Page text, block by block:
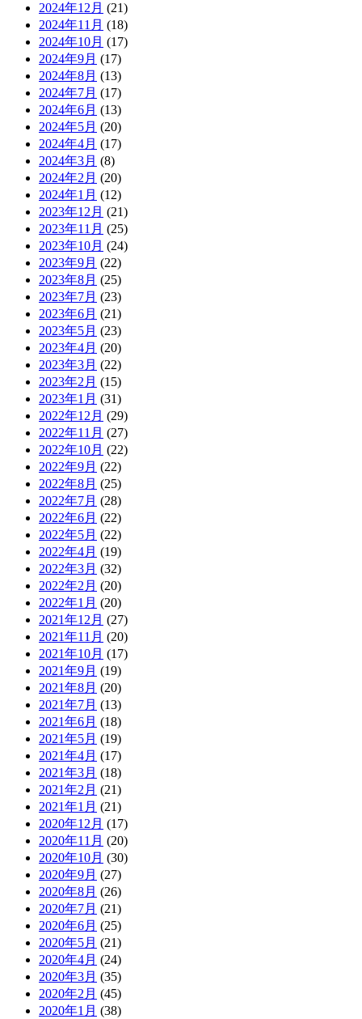
2024年12月 (21)
2024年11月 (18)
2024年10月 (17)
2024年9月 (17)
2024年8月 (13)
2024年7月 (17)
2024年6月 (13)
2024年5月 (20)
2024年4月 (17)
2024年3月 (8)
2024年2月 (20)
2024年1月 (12)
2023年12月 (21)
2023年11月 (25)
2023年10月 (24)
2023年9月 (22)
2023年8月 (25)
2023年7月 (23)
2023年6月 (21)
2023年5月 (23)
2023年4月 (20)
2023年3月 (22)
2023年2月 (15)
2023年1月 (31)
2022年12月 (29)
2022年11月 (27)
2022年10月 (22)
2022年9月 (22)
2022年8月 (25)
2022年7月 (28)
2022年6月 (22)
2022年5月 (22)
2022年4月 (19)
2022年3月 (32)
2022年2月 (20)
2022年1月 (20)
2021年12月 (27)
2021年11月 (20)
2021年10月 (17)
2021年9月 (19)
2021年8月 (20)
2021年7月 (13)
2021年6月 (18)
2021年5月 (19)
2021年4月 (17)
2021年3月 (18)
2021年2月 (21)
2021年1月 (21)
2020年12月 (17)
2020年11月 (20)
2020年10月 (30)
2020年9月 (27)
2020年8月 (26)
2020年7月 (21)
2020年6月 (25)
2020年5月 (21)
2020年4月 (24)
2020年3月 (35)
2020年2月 (45)
2020年1月 (38)